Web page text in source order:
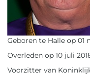
Geboren te Halle op 01
Overleden op 10 juli
Voorzitter van